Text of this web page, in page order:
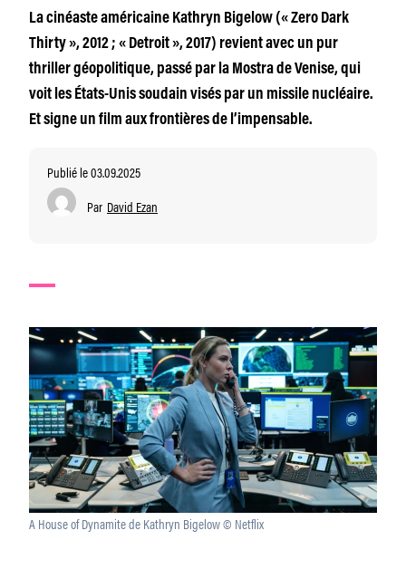
La cinéaste américaine Kathryn Bigelow (« Zero Dark
Thirty », 2012 ; « Detroit », 2017) revient avec un pur
thriller géopolitique, passé par la Mostra de Venise, qui
voit les États-Unis soudain visés par un missile nucléaire.
Et signe un film aux frontières de l’impensable.
Publié le 03.09.2025
Par David Ezan
A House of Dynamite de Kathryn Bigelow © Netflix